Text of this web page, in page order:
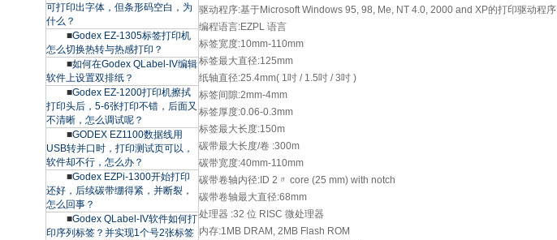
可打印出字体，但条形码空白，为
什么？
■Godex EZ-1305标签打印机
怎么切换热转与热感打印？
■如何在Godex QLabel-IV编辑
软件上设置双排纸？
■Godex EZ-1200打印机擦拭
打印头后，5-6张打印不错，后面又
不清晰，怎么调试呢？
■GODEX EZ1100数据线用
USB转并口时，打印测试页可以，
软件却不行，怎么办？
■Godex EZPi-1300开始打印
还好，后续碳带绷得紧，并断裂，
怎么回事？
■Godex QLabel-IV软件如何打
印序列标签？并实现1个号2张标签
驱动程序:基于Microsoft Windows 95, 98, Me, NT 4.0, 2000 and XP的打印驱动程序
编程语言:EZPL 语言
标签宽度:10mm-110mm
标签最大直径:125mm
纸轴直径:25.4mm( 1吋 / 1.5吋 / 3吋 )
标签间隙:2mm-4mm
标签厚度:0.06-0.3mm
标签最大长度:150m
碳带最大长度/卷 :300m
碳带宽度:40mm-110mm
碳带卷轴内径:ID 2〃 core (25 mm) with notch
碳带卷轴最大直径:68mm
处理器 :32 位 RISC 微处理器
内存:1MB DRAM, 2MB Flash ROM